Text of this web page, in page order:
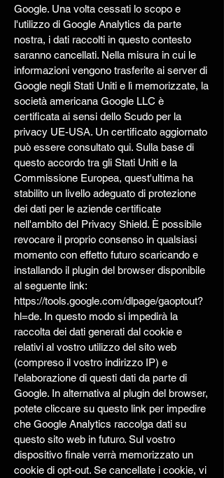
Google. Una volta cessati lo scopo e
l'utilizzo di Google Analytics da parte
nostra, i dati raccolti in questo contesto
saranno cancellati. Nella misura in cui le
informazioni vengono trasferite ai server di
Google negli Stati Uniti e lì memorizzate, la
società americana Google LLC è
certificata ai sensi dello Scudo per la
privacy UE-USA. Un certificato aggiornato
può essere consultato qui. Sulla base di
questo accordo tra gli Stati Uniti e la
Commissione Europea, quest'ultima ha
stabilito un livello adeguato di protezione
dei dati per le aziende certificate
nell'ambito del Privacy Shield. È possibile
revocare il proprio consenso in qualsiasi
momento con effetto futuro scaricando e
installando il plugin del browser disponibile
al seguente link:
https://tools.google.com/dlpage/gaoptout?
hl=de. In questo modo si impedirà la
raccolta dei dati generati dal cookie e
relativi al vostro utilizzo del sito web
(compreso il vostro indirizzo IP) e
l'elaborazione di questi dati da parte di
Google. In alternativa al plugin del browser,
potete cliccare su questo link per impedire
che Google Analytics raccolga dati su
questo sito web in futuro. Sul vostro
dispositivo finale verrà memorizzato un
cookie di opt-out. Se cancellate i cookie, vi